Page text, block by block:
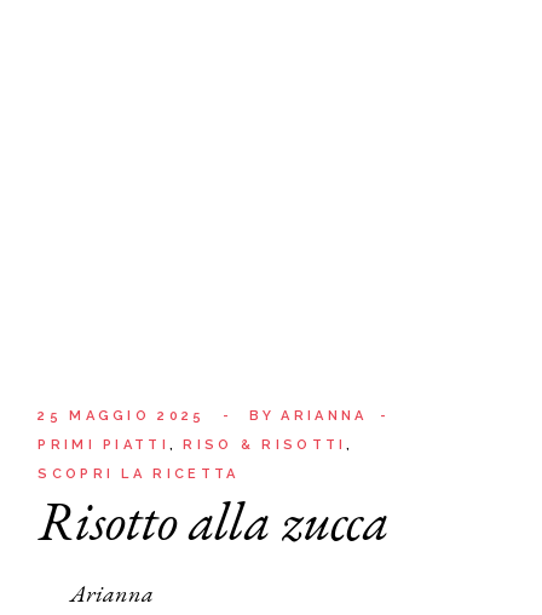
25 MAGGIO 2025 BY
ARIANNA
PRIMI PIATTI
RISO & RISOTTI
SCOPRI LA RICETTA
Risotto alla zucca
Arianna